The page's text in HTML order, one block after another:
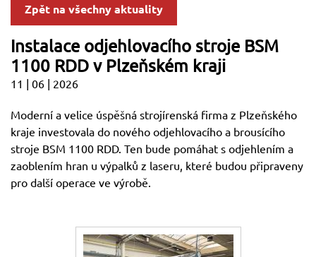
Zpět na všechny aktuality
Instalace odjehlovacího stroje BSM
1100 RDD v Plzeňském kraji
11 | 06 | 2026
Moderní a velice úspěšná strojírenská firma z Plzeňského
kraje investovala do nového odjehlovacího a brousícího
stroje BSM 1100 RDD. Ten bude pomáhat s odjehlením a
zaoblením hran u výpalků z laseru, které budou připraveny
pro další operace ve výrobě.